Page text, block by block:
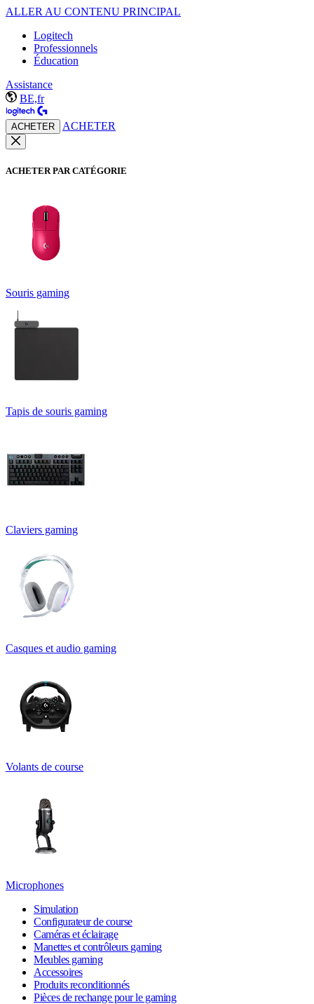
ALLER AU CONTENU PRINCIPAL
Logitech
Professionnels
Éducation
Assistance
BE,fr
ACHETER ACHETER
ACHETER PAR CATÉGORIE
Souris gaming
Tapis de souris gaming
Claviers gaming
Casques et audio gaming
Volants de course
Microphones
Simulation
Configurateur de course
Caméras et éclairage
Manettes et contrôleurs gaming
Meubles gaming
Accessoires
Produits reconditionnés
Pièces de rechange pour le gaming